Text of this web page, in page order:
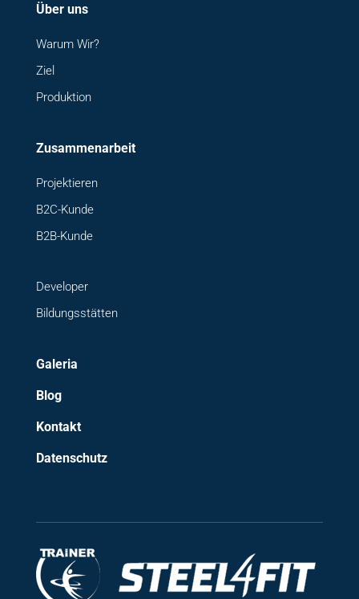
Über uns
Warum Wir?
Ziel
Produktion
Zusammenarbeit
Projektieren
B2C-Kunde
B2B-Kunde
Developer
Bildungsstätten
Galeria
Blog
Kontakt
Datenschutz